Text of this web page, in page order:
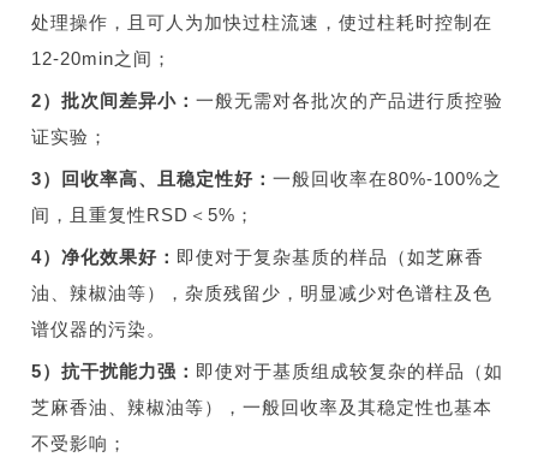
处理操作，且可人为加快过柱流速，使过柱耗时控制在
12-20min之间；
2）批次间差异小：一般无需对各批次的产品进行质控验
证实验；
3） 回收率高、且稳定性好：一般回收率在80%-100%之
间，且重复性RSD＜5%；
4）净化效果好： 即使对于复杂基质的样品（如芝麻香
油、辣椒油等），杂质残留少，明显减少对色谱柱及色
谱仪器的污染。
5）抗干扰能力强： 即使对于基质组成较复杂的样品（如
芝麻香油、辣椒油等），一般回收率及其稳定性也基本
不受影响；